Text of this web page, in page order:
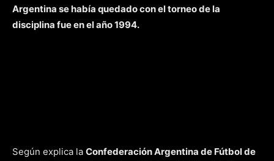
Argentina se había quedado con el torneo de la
disciplina fue en el año 1994.
Según explica la Confederación Argentina de Fútbol de